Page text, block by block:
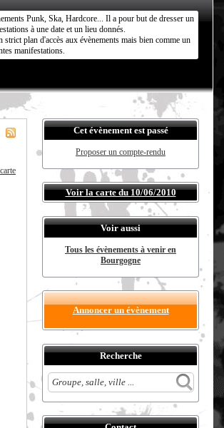
Punk, Ska, Hardcore... Il a pour but de dresser un
à une date et un lieu donnés.
plan d'accès aux évènements mais bien comme un
manifestations.
Cet évènement est passé
Proposer un compte-rendu
Voir la carte du 10/06/2010
Voir aussi
Tous les évènements à venir en
Bourgogne
Annoncer un évènement
Recherche